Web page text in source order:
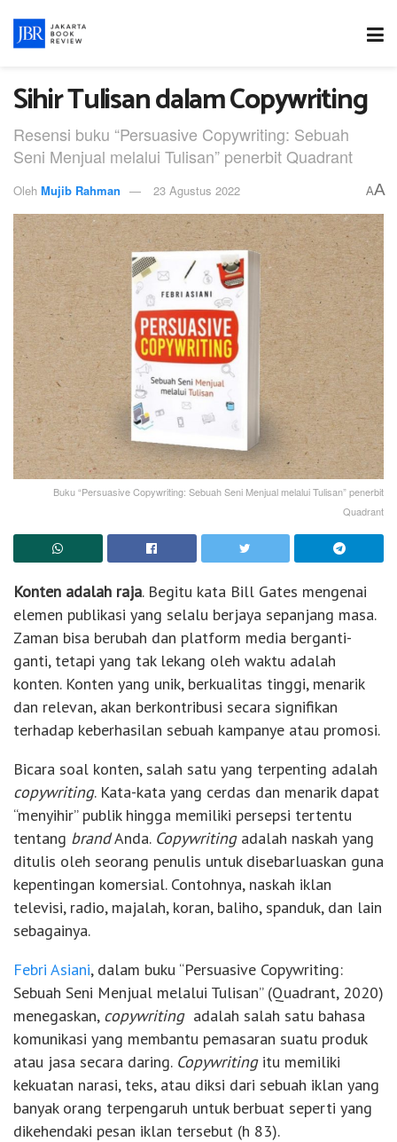
Sihir Tulisan dalam Copywriting
Resensi buku “Persuasive Copywriting: Sebuah
Seni Menjual melalui Tulisan” penerbit Quadrant
Oleh Mujib Rahman 23 Agustus 2022 AA
Buku “Persuasive Copywriting: Sebuah Seni Menjual melalui Tulisan” penerbit
Quadrant
Konten adalah raja. Begitu kata Bill Gates mengenai
elemen publikasi yang selalu berjaya sepanjang masa.
Zaman bisa berubah dan platform media berganti-
ganti, tetapi yang tak lekang oleh waktu adalah
konten. Konten yang unik, berkualitas tinggi, menarik
dan relevan, akan berkontribusi secara signifikan
terhadap keberhasilan sebuah kampanye atau promosi.
Bicara soal konten, salah satu yang terpenting adalah
copywriting. Kata-kata yang cerdas dan menarik dapat
“menyihir” publik hingga memiliki persepsi tertentu
tentang brandAnda. Copywritingadalah naskah yang
ditulis oleh seorang penulis untuk disebarluaskan guna
kepentingan komersial. Contohnya, naskah iklan
televisi, radio, majalah, koran, baliho, spanduk, dan lain
sebagainya.
Febri Asiani, dalam buku “Persuasive Copywriting:
Sebuah Seni Menjual melalui Tulisan” (Quadrant, 2020)
menegaskan, copywritingadalah salah satu bahasa
komunikasi yang membantu pemasaran suatu produk
atau jasa secara daring. Copywritingitu memiliki
kekuatan narasi, teks, atau diksi dari sebuah iklan yang
banyak orang terpengaruh untuk berbuat seperti yang
dikehendaki pesan iklan tersebut (h 83).